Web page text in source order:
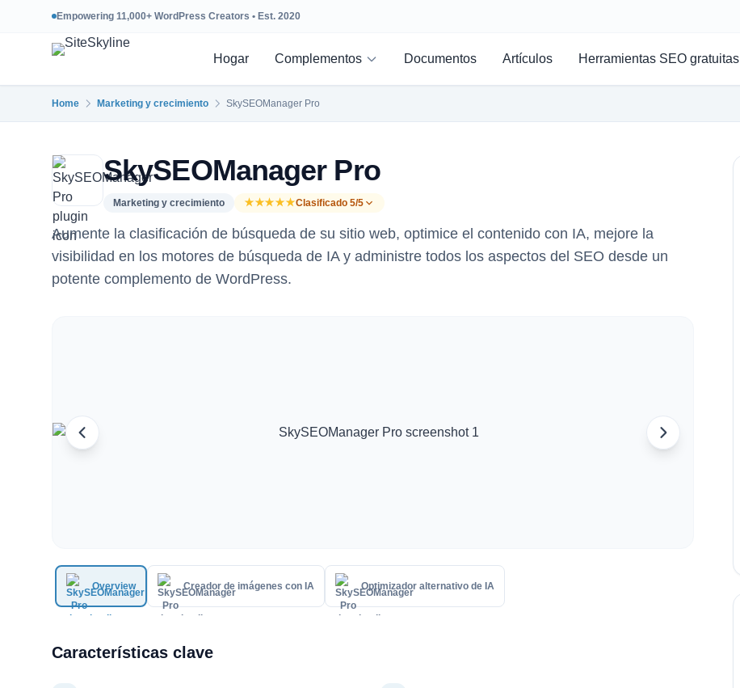
Empowering 11,000+ WordPress Creators • Est. 2020
Hogar Complementos Documentos Artículos Herramientas SEO gratuitas
Home Marketing y crecimiento SkySEOManager Pro
SkySEOManager Pro
Marketing y crecimiento ★★★★★Clasificado 5/5
Aumente la clasificación de búsqueda de su sitio web, optimice el contenido con IA, mejore la
visibilidad en los motores de búsqueda de IA y administre todos los aspectos del SEO desde un
potente complemento de WordPress.
Overview Creador de imágenes con IA Optimizador alternativo de IA
Características clave